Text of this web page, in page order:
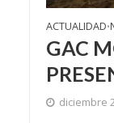
ACTUALIDAD•
GAC
diciembre